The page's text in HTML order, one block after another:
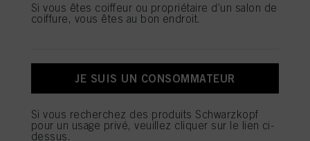
Si vous êtes coiffeur ou propriétaire d’un salon de
coiffure, vous êtes au bon endroit.
JE SUIS UN CONSOMMATEUR
Si vous recherchez des produits Schwarzkopf
pour un usage privé, veuillez cliquer sur le lien ci-
dessus.
base, nous suivrons vos achats de nos produits sur des sites Internet tiers,
gèrerons nos informations sur les entités commerciales et créerons des profils
par exemple) sur ce site Internet et sur d’autres médias (de tiers) via les
appareils que vous ou votre foyer utilisez ainsi que pour mesurer et optimiser le
Vous trouverez plus d’informations sur le traitement de vos données dans notre